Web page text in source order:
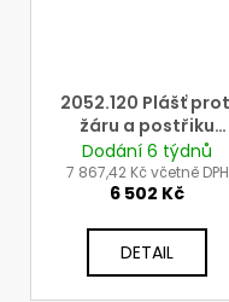
2052.120 Plášť proti
žáru a postřiku
taveninou se
zapínáním vpředu -
suchý zip,
spony, druky, 120cm
Dodání 6 týdnů
7 867,42 Kč včetně DPH
6 502 Kč
DETAIL